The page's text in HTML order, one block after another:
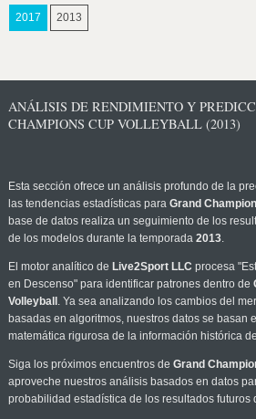
2017 2013
ANÁLISIS DE RENDIMIENTO Y
CHAMPIONS CUP VOLLEYBALL (2013)
Esta sección ofrece un análisis profundo de la
las tendencias estadísticas para Grand
base de datos realiza un seguimiento de los
de los modelos durante la temporada 2013.
El motor analítico de Live2Sport LLC procesa
en Descenso" para identificar patrones dentro de
Volleyball . Ya sea analizando los cambios del
basadas en algoritmos, nuestros datos se basan
matemática rigurosa de la información histórica de
Siga los próximos encuentros de Grand
aproveche nuestros análisis basados en datos
probabilidad estadística de los resultados futuros